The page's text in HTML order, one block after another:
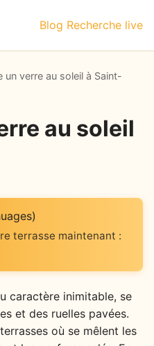
Blog Recherche live
un verre au soleil à Saint-
au soleil
terrasse maintenant :
caractère inimitable, se
et des ruelles pavées.
où se mêlent les